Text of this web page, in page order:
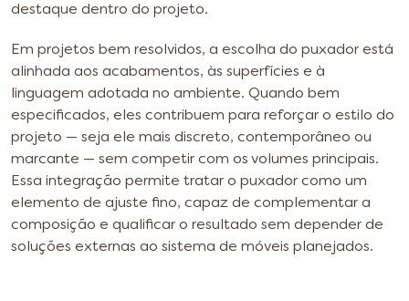
destaque dentro do projeto.
Em projetos bem resolvidos, a escolha do puxador está
alinhada aos acabamentos, às superfícies e à
linguagem adotada no ambiente. Quando bem
especificados, eles contribuem para reforçar o estilo do
projeto — seja ele mais discreto, contemporâneo ou
marcante — sem competir com os volumes principais.
Essa integração permite tratar o puxador como um
elemento de ajuste fino, capaz de complementar a
composição e qualificar o resultado sem depender de
soluções externas ao sistema de móveis planejados.